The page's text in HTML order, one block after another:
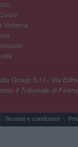
Volterra
Group S.r.l - Via
il Tribunale di
Termini e condizioni